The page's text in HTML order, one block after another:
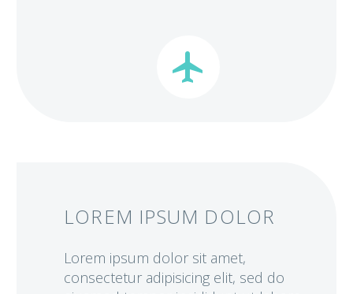


LOREM IPSUM DOLOR
Lorem ipsum dolor sit amet,
consectetur adipisicing elit, sed do